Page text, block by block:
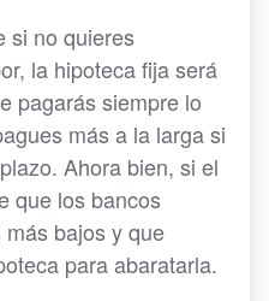
si no quieres
la hipoteca fija será
pagarás siempre lo
más a la larga si
Ahora bien, si el
que los bancos
bajos y que
para abaratarla.